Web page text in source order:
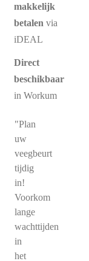
makkelijk
betalen via
iDEAL
Direct
beschikbaar
in Workum
"Plan
uw
veegbeurt
tijdig
in!
Voorkom
lange
wachttijden
in
het